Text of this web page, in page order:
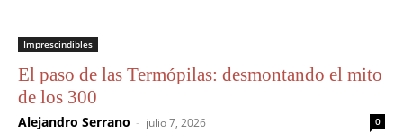
Imprescindibles
El paso de las Termópilas: desmontando el mito
de los 300
Alejandro Serrano - julio 7, 2026 0